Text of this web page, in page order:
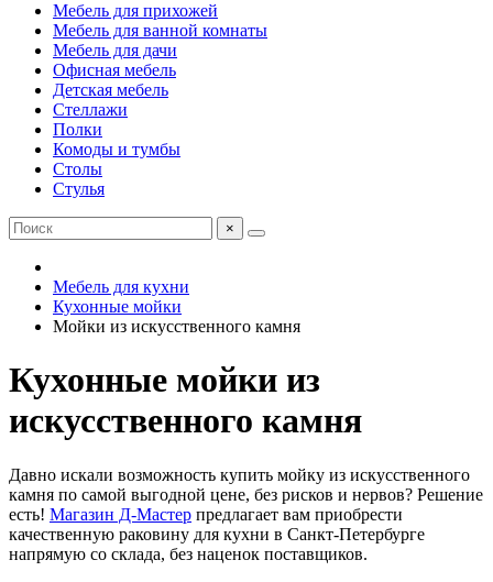
Мебель для прихожей
Мебель для ванной комнаты
Мебель для дачи
Офисная мебель
Детская мебель
Стеллажи
Полки
Комоды и тумбы
Столы
Стулья
×
Мебель для кухни
Кухонные мойки
Мойки из искусственного камня
Кухонные мойки из
искусственного камня
Давно искали возможность купить мойку из искусственного
камня по самой выгодной цене, без рисков и нервов? Решение
есть! Магазин Д-Мастер предлагает вам приобрести
качественную раковину для кухни в Санкт-Петербурге
напрямую со склада, без наценок поставщиков.